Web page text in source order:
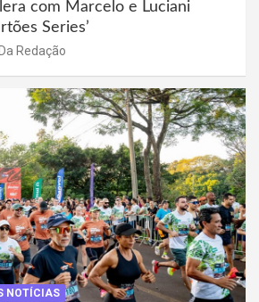
com Marcelo e Luciani
Series’
Redação
NOTÍCIAS